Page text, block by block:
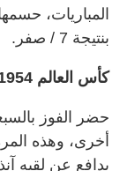
المباريات،
بنتيجة 7 / صفر.
كأس العالم 1954: أوروغواي على اسكتلندا 7-0
حضر الفوز
أخرى، وهذه
يدافع عن لقبه